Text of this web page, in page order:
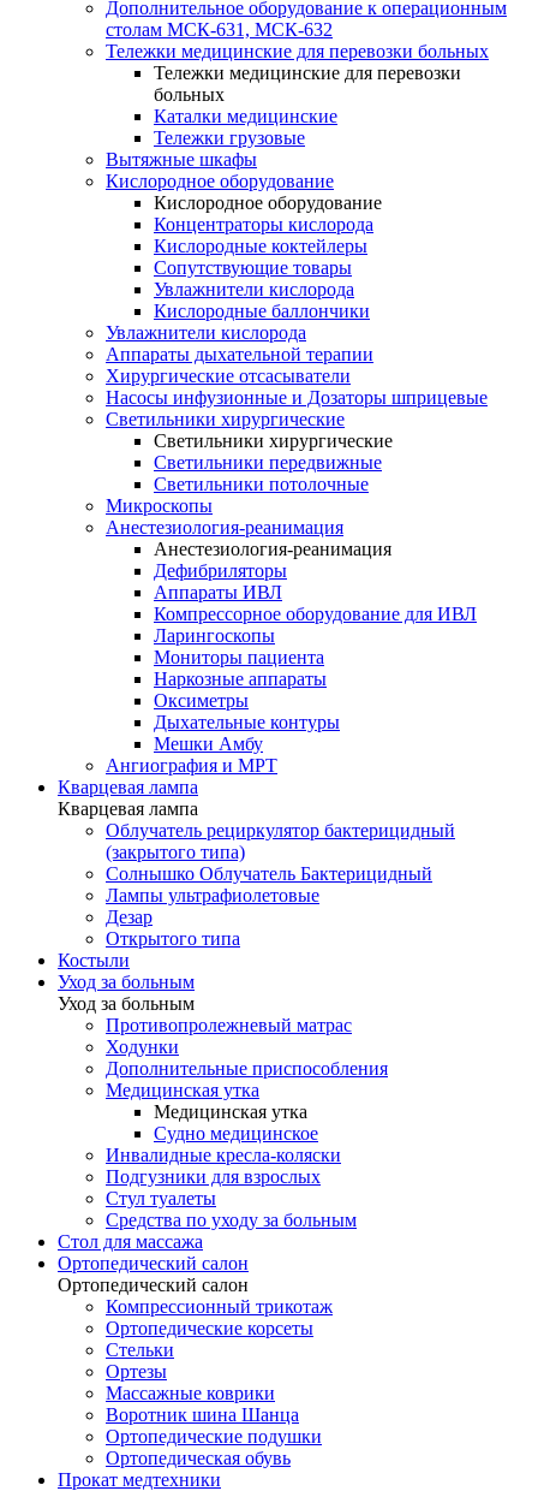
Дополнительное оборудование к операционным
столам МСК-631, МСК-632
Тележки медицинские для перевозки больных
Тележки медицинские для перевозки
больных
Каталки медицинские
Тележки грузовые
Вытяжные шкафы
Кислородное оборудование
Кислородное оборудование
Концентраторы кислорода
Кислородные коктейлеры
Сопутствующие товары
Увлажнители кислорода
Кислородные баллончики
Увлажнители кислорода
Аппараты дыхательной терапии
Хирургические отсасыватели
Насосы инфузионные и Дозаторы шприцевые
Светильники хирургические
Светильники хирургические
Светильники передвижные
Светильники потолочные
Микроскопы
Анестезиология-реанимация
Анестезиология-реанимация
Дефибриляторы
Аппараты ИВЛ
Компрессорное оборудование для ИВЛ
Ларингоскопы
Мониторы пациента
Наркозные аппараты
Оксиметры
Дыхательные контуры
Мешки Амбу
Ангиография и МРТ
Кварцевая лампа
Кварцевая лампа
Облучатель рециркулятор бактерицидный
(закрытого типа)
Солнышко Облучатель Бактерицидный
Лампы ультрафиолетовые
Дезар
Открытого типа
Костыли
Уход за больным
Уход за больным
Противопролежневый матрас
Ходунки
Дополнительные приспособления
Медицинская утка
Медицинская утка
Судно медицинское
Инвалидные кресла-коляски
Подгузники для взрослых
Стул туалеты
Средства по уходу за больным
Cтол для массажа
Ортопедический салон
Ортопедический салон
Компрессионный трикотаж
Ортопедические корсеты
Стельки
Ортезы
Массажные коврики
Воротник шина Шанца
Ортопедические подушки
Ортопедическая обувь
Прокат медтехники